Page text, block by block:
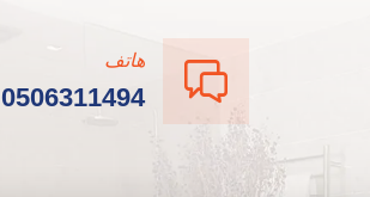
هاتف
0506311494